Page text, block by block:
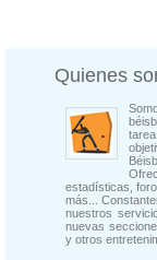
Quienes
estadísticas,
más...
nuestros
nuevas
y otros